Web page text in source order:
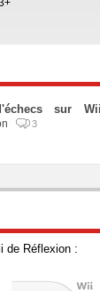
sur
3
de Réflexion :